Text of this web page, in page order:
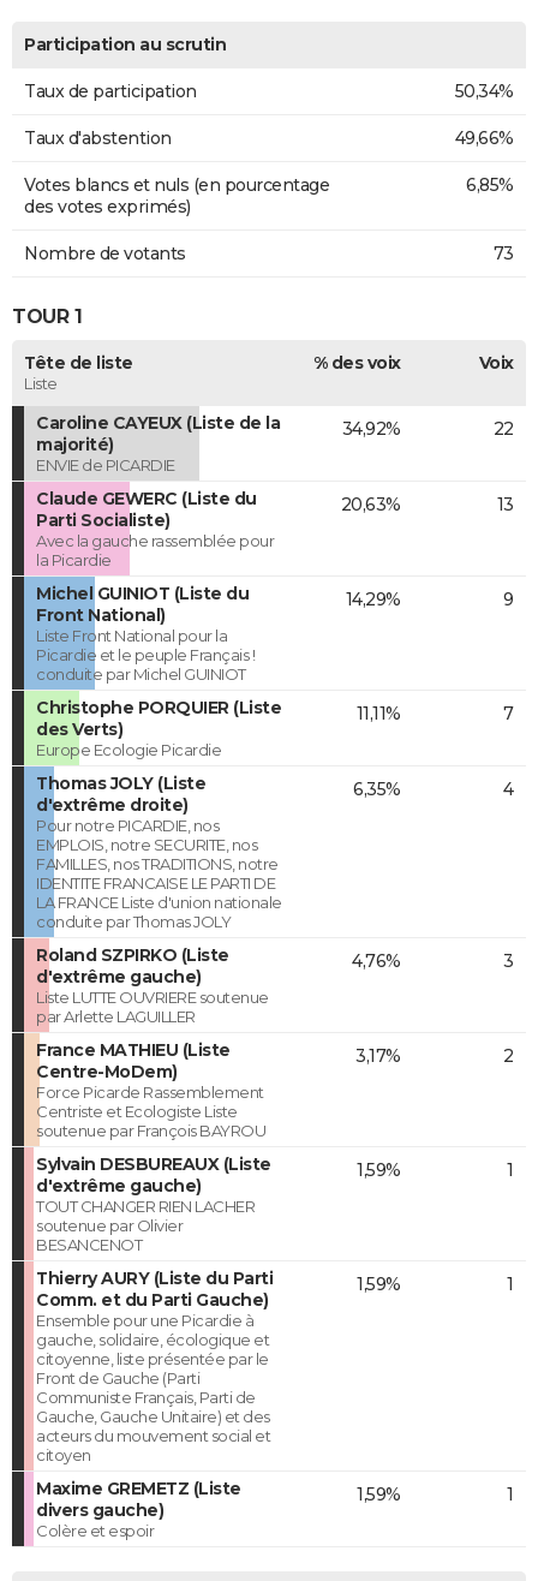
Participation au scrutin
Taux de participation 50,34%
Taux d'abstention 49,66%
Votes blancs et nuls (en pourcentage
des votes exprimés)
6,85%
Nombre de votants 73
TOUR 1
Tête de liste
Liste
% des voix Voix
Caroline CAYEUX (Liste de la
majorité)
ENVIE de PICARDIE
34,92% 22
Claude GEWERC (Liste du
Parti Socialiste)
Avec la gauche rassemblée pour
la Picardie
20,63% 13
Michel GUINIOT (Liste du
Front National)
Liste Front National pour la
Picardie et le peuple Français !
conduite par Michel GUINIOT
14,29% 9
Christophe PORQUIER (Liste
des Verts)
Europe Ecologie Picardie
11,11% 7
Thomas JOLY (Liste
d'extrême droite)
Pour notre PICARDIE, nos
EMPLOIS, notre SECURITE, nos
FAMILLES, nos TRADITIONS, notre
IDENTITE FRANCAISE LE PARTI DE
LA FRANCE Liste d'union nationale
conduite par Thomas JOLY
6,35% 4
Roland SZPIRKO (Liste
d'extrême gauche)
Liste LUTTE OUVRIERE soutenue
par Arlette LAGUILLER
4,76% 3
France MATHIEU (Liste
Centre-MoDem)
Force Picarde Rassemblement
Centriste et Ecologiste Liste
soutenue par François BAYROU
3,17% 2
Sylvain DESBUREAUX (Liste
d'extrême gauche)
TOUT CHANGER RIEN LACHER
soutenue par Olivier
BESANCENOT
1,59% 1
Thierry AURY (Liste du Parti
Comm. et du Parti Gauche)
Ensemble pour une Picardie à
gauche, solidaire, écologique et
citoyenne, liste présentée par le
Front de Gauche (Parti
Communiste Français, Parti de
Gauche, Gauche Unitaire) et des
acteurs du mouvement social et
citoyen
1,59% 1
Maxime GREMETZ (Liste
divers gauche)
Colère et espoir
1,59% 1